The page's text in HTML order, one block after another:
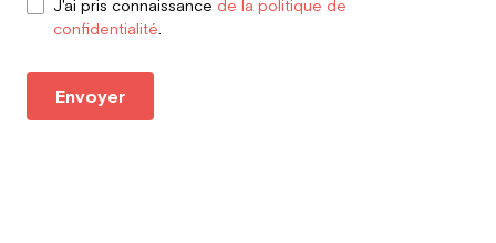
J'ai pris connaissance de la politique de
confidentialité
Envoyer